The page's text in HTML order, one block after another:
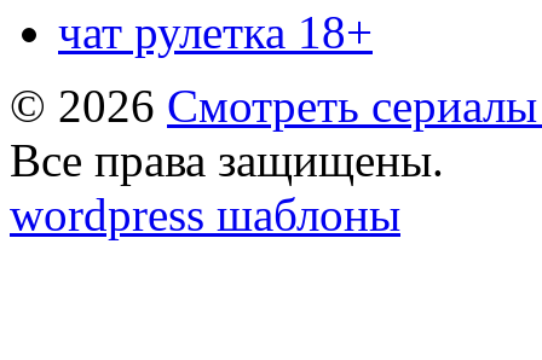
чат рулетка 18+
© 2026 Смотреть
Все права защищены.
wordpress шаблоны